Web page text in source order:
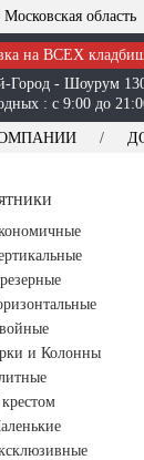
область
на ВСЕХ
Город - Шоурум
: с 9:00 до
и Колонны